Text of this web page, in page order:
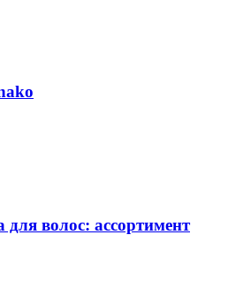
для волос: ассортимент